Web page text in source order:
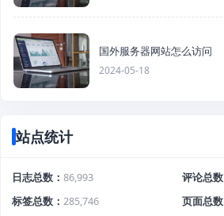
国外服务器网站怎么访问
2024-05-18
站点统计
日志总数 86,993 评论总数
标签总数
285,746 页面总数